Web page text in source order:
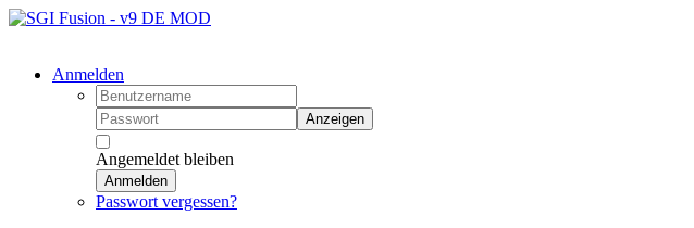
Anmelden
Anzeigen
Angemeldet bleiben
Anmelden
Passwort vergessen?